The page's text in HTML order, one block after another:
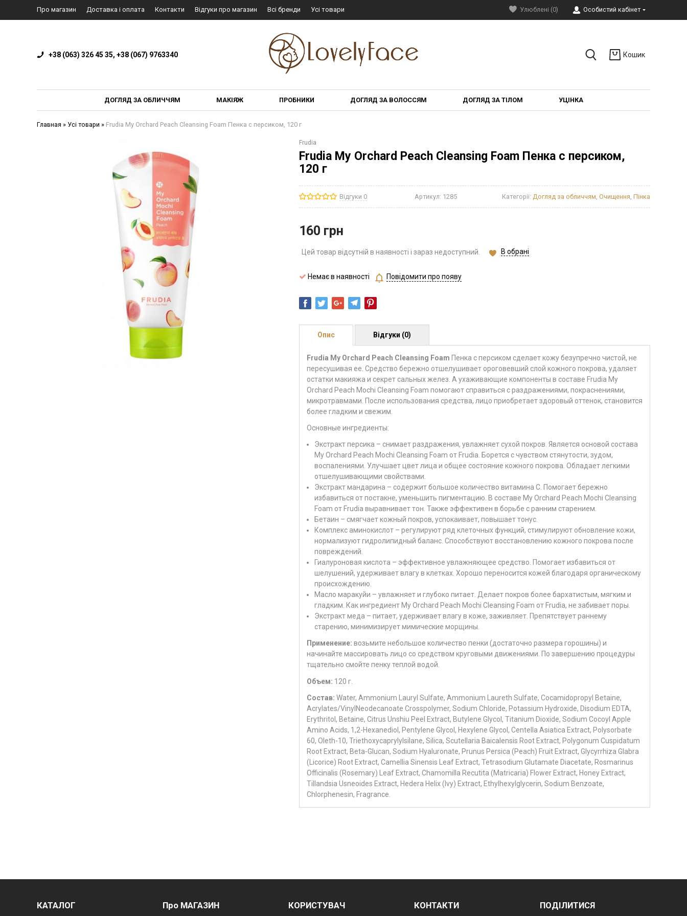
Про магазин Доставка і оплата Контакти Відгуки про магазин Всі бренди Усі товари Улюблені (0) Особистий кабінет
+38 (063) 326 45 35, +38 (067) 9763340 Кошик
ДОГЛЯД ЗА ОБЛИЧЧЯМ МАКІЯЖ ПРОБНИКИ ДОГЛЯД ЗА ВОЛОССЯМ ДОГЛЯД ЗА ТІЛОМ УЦІНКА
Главная » Усі товари » Frudia My Orchard Peach Cleansing Foam Пенка с персиком, 120 г
Frudia
Frudia My Orchard Peach Cleansing Foam Пенка с персиком,
120 г
Відгуки 0 Артикул: 1285 Категорії: Догляд за обличчям Очищення Пінка
160 грн
Цей товар відсутній в наявності і зараз недоступний. В обрані
Немає в наявності Повідомити про появу
Опис
Frudia My Orchard Peach Cleansing Foam Пенка с персиком сделает кожу безупречно чистой, не
пересушивая ее. Средство бережно отшелушивает ороговевший слой кожного покрова, удаляет
остатки макияжа и секрет сальных желез. А ухаживающие компоненты в составе Frudia My
Orchard Peach Mochi Cleansing Foam помогают справиться с раздражениями, покраснениями,
микротравмами. После использования средства, лицо приобретает здоровый оттенок, становится
более гладким и свежим.
Основные ингредиенты:
Экстракт персика – снимает раздражения, увлажняет сухой покров. Является основой состава
My Orchard Peach Mochi Cleansing Foam от Frudia. Борется с чувством стянутости, зудом,
воспалениями. Улучшает цвет лица и общее состояние кожного покрова. Обладает легкими
отшелушивающими свойствами.
Экстракт мандарина – содержит большое количество витамина С. Помогает бережно
избавиться от постакне, уменьшить пигментацию. В составе My Orchard Peach Mochi Cleansing
Foam от Frudia выравнивает тон. Также эффективен в борьбе с ранним старением.
Бетаин – смягчает кожный покров, успокаивает, повышает тонус.
Комплекс аминокислот – регулируют ряд клеточных функций, стимулируют обновление кожи,
нормализуют гидролипидный баланс. Способствуют восстановлению кожного покрова после
повреждений.
Гиалуроновая кислота – эффективное увлажняющее средство. Помогает избавиться от
шелушений, удерживает влагу в клетках. Хорошо переносится кожей благодаря органическому
происхождению.
Масло маракуйи – увлажняет и глубоко питает. Делает покров более бархатистым, мягким и
гладким. Как ингредиент My Orchard Peach Mochi Cleansing Foam от Frudia, не забивает поры.
Экстракт меда – питает, удерживает влагу в коже, заживляет. Препятствует раннему
старению, минимизирует мимические морщины.
Применение: возьмите небольшое количество пенки (достаточно размера горошины) и
начинайте массировать лицо со средством круговыми движениями. По завершению процедуры
тщательно смойте пенку теплой водой.
Объем: 120 г.
Состав: Water, Ammonium Lauryl Sulfate, Ammonium Laureth Sulfate, Cocamidopropyl Betaine,
Acrylates/VinylNeodecanoate Crosspolymer, Sodium Chloride, Potassium Hydroxide, Disodium EDTA,
Erythritol, Betaine, Citrus Unshiu Peel Extract, Butylene Glycol, Titanium Dioxide, Sodium Cocoyl Apple
Amino Acids, 1,2-Hexanediol, Pentylene Glycol, Hexylene Glycol, Centella Asiatica Extract, Polysorbate
60, Oleth-10, Triethoxycaprylylsilane, Silica, Scutellaria Baicalensis Root Extract, Polygonum Cuspidatum
Root Extract, Beta-Glucan, Sodium Hyaluronate, Prunus Persica (Peach) Fruit Extract, Glycyrrhiza Glabra
(Licorice) Root Extract, Camellia Sinensis Leaf Extract, Tetrasodium Glutamate Diacetate, Rosmarinus
Officinalis (Rosemary) Leaf Extract, Chamomilla Recutita (Matricaria) Flower Extract, Honey Extract,
Tillandsia Usneoides Extract, Hedera Helix (Ivy) Extract, Ethylhexylglycerin, Sodium Benzoate,
Chlorphenesin, Fragrance.
Відгуки (0)
КАТАЛОГ Про МАГАЗИН КОРИСТУВАЧ КОНТАКТИ ПОДІЛИТИСЯ